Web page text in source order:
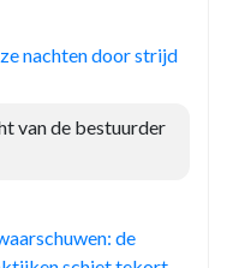
nachten door strijd
van de bestuurder
de